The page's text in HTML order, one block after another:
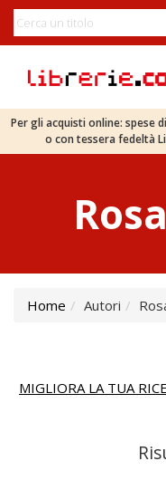
Per gli acquisti online: spese
o con tessera fedeltà
Home Autori
MIGLIORA LA TUA